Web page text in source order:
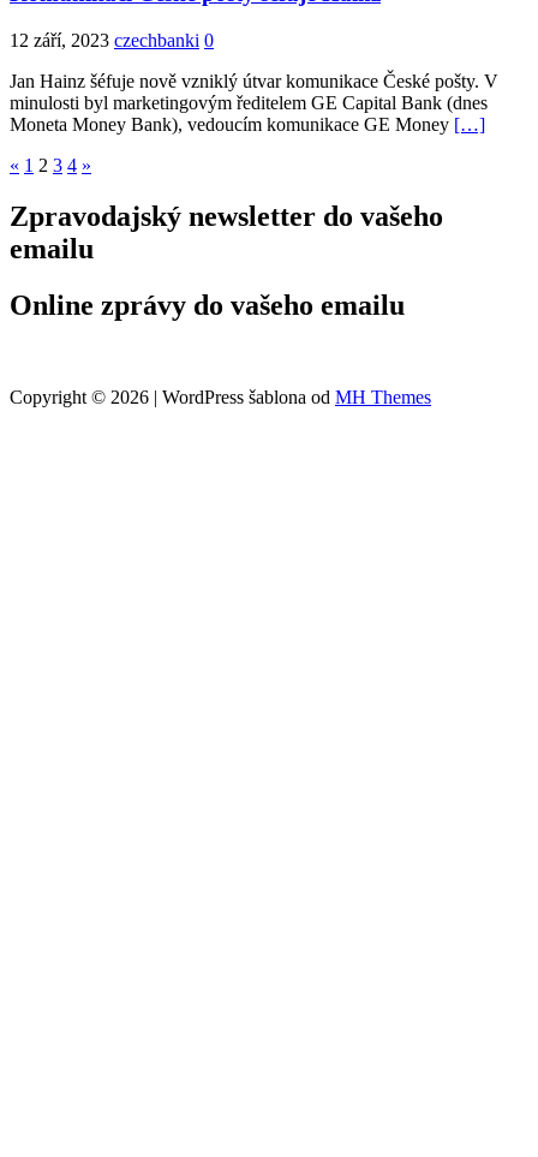
12 září, 2023 czechbanki 0
Jan Hainz šéfuje nově vzniklý útvar komunikace České pošty. V
minulosti byl marketingovým ředitelem GE Capital Bank (dnes
Moneta Money Bank), vedoucím komunikace GE Money […]
Stránkování
příspěvků
« 1 2 3 4 »
Zpravodajský newsletter do vašeho
emailu
Online zprávy do vašeho emailu
Copyright © 2026 | WordPress šablona od MH Themes